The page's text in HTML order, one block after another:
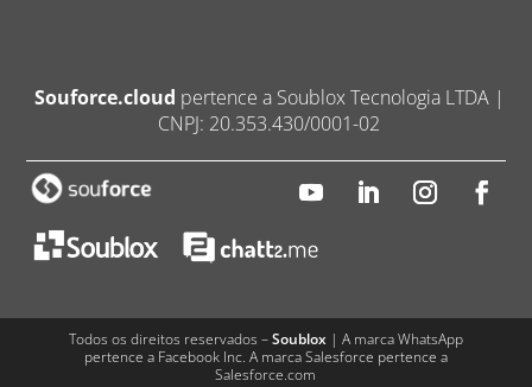
Souforce.cloud pertence a Soublox Tecnologia LTDA |
CNPJ: 20.353.430/0001-02
Todos os direitos reservados –Soublox| A marca WhatsApp
pertence a Facebook Inc. A marca Salesforce pertence a
Salesforce.com